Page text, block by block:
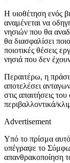
Η υιοθέτηση ενός
αναμένεται να
νησιών που θα
θα διασφαλίσει
ποιοτικές θέσεις
νησιά που δεν
Περαιτέρω, η
αποτελέσει
στις απαιτήσεις
περιβαλλοντικά/
Advertisement
Υπό το πρίσμα
υπέγραψε το
απανθρακοποίηση